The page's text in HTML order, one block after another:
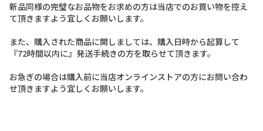
新品同様の完璧なお品物をお求めの方は当店でのお買い物を控え
て頂き ますよ う宜しく お願い します。
また、 購入された商品に関 しま しては、 購入日時から起算して
『72時間以内に』 発送手続きの方を取らせて頂き ます。
お急ぎの場合は購入前に当店オンライ ンス トアの方にお問い合わ
せ頂き ますよ う宜しく お願い します。